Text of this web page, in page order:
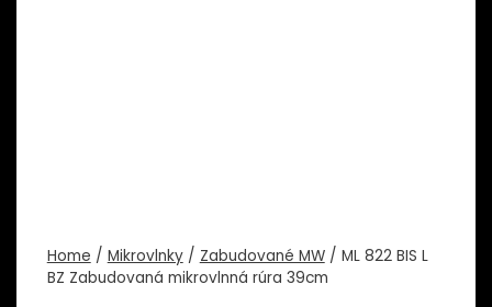
Home / Mikrovlnky/ Zabudované MW/ ML 822 BIS L
BZ Zabudovaná mikrovlnná rúra 39cm